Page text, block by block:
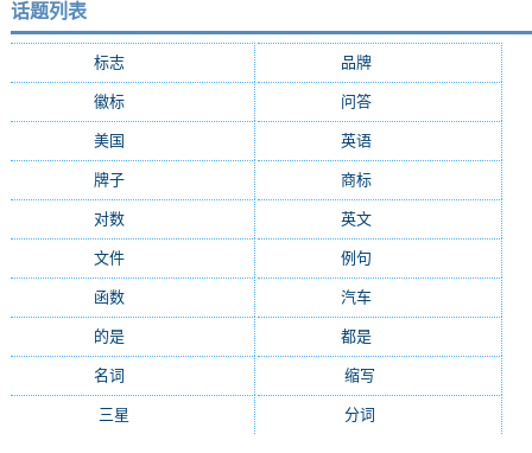
话题列表
标志 品牌(7684)
徽标 问答(4756)
美国 英语(2362)
牌子 商标(2139)
对数 英文(2103)
文件 例句
函数 汽车(1162)
的是 都是(1077)
名词 缩写
三星 分词